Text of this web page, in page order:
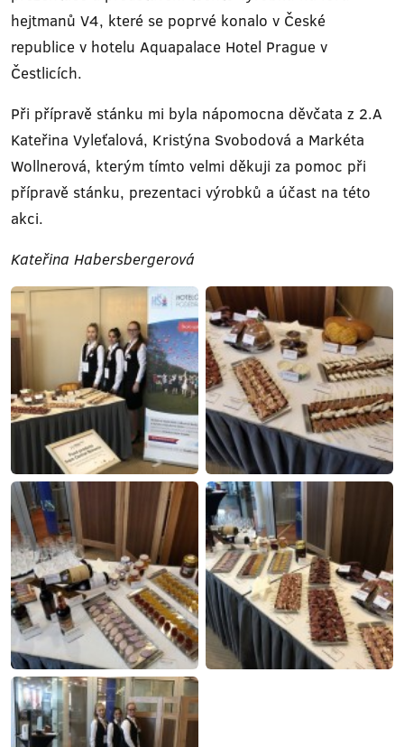
hejtmanů V4, které se poprvé konalo v České
republice v hotelu Aquapalace Hotel Prague v
Čestlicích.
Při přípravě stánku mi byla nápomocna děvčata z 2.A
Kateřina Vyleťalová, Kristýna Svobodová a Markéta
Wollnerová, kterým tímto velmi děkuji za pomoc při
přípravě stánku, prezentaci výrobků a účast na této
akci.
Kateřina Habersbergerová